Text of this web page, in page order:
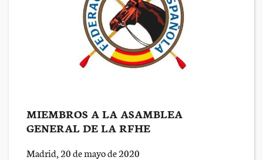
MIEMBROS A LA ASAMBLEA
GENERAL DE LA RFHE
Madrid, 20 de mayo de 2020